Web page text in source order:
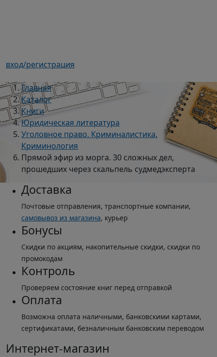
вход/регистрация
Главная
Каталог
Книги
Юридическая литература
Уголовное право. Криминалистика.
Криминология
Прямой эфир из морга. 30 сложных дел,
прошедших через скальпель судмедэксперта
Доставка
Почтовые отправления, транспортные компании,
самовывоз из магазина, курьер
Бонусы
Скидки по акциям, накопительные скидки, скидки по
промокодам
Контроль
Проверяем состояние книг перед отправкой
Оплата
Возможна оплата наличными, банковскими картами,
сертификатами, безналичным банковским переводом
Интернет-магазин